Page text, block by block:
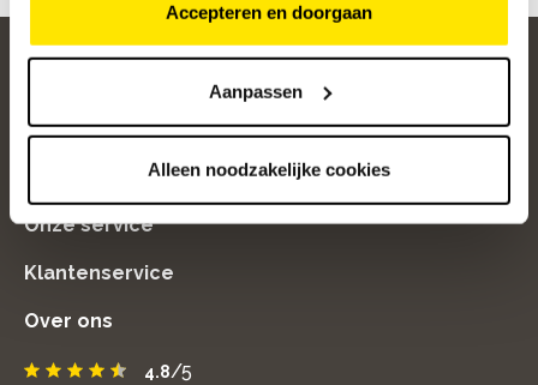
Accepteren en doorgaan
Aanpassen
Alleen noodzakelijke cookies
home
Populaire categorieën
Onze service
Klantenservice
Over ons
4.8/5